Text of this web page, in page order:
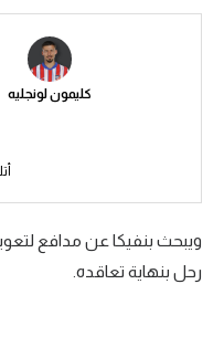
الدوري الإنجليزي
دوري أبطال أوروبا
أمم إفريقيا
كرة السلة الأمريكية
كليمون لونجليه
ويبحث بنفيكا عن مدافع
رحل بنهاية تعاقده.